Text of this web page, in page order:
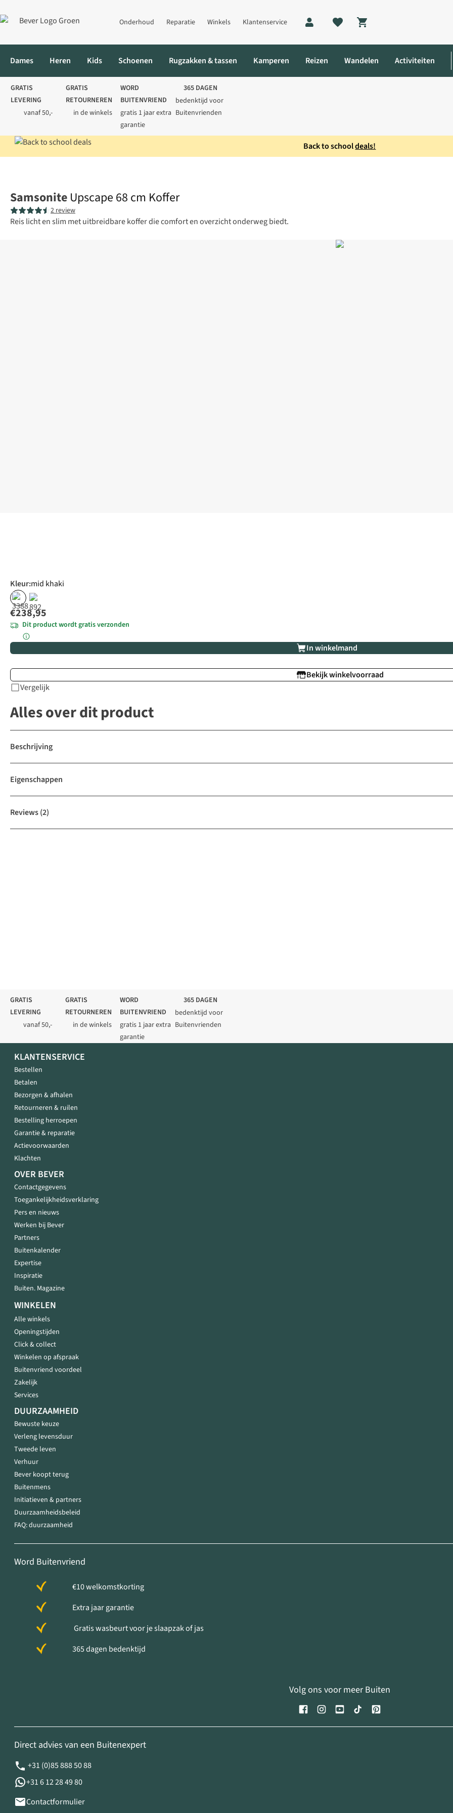
Onderhoud Reparatie Winkels Klantenservice
Shopping cart
Dames Heren Kids Schoenen Rugzakken & tassen Kamperen Reizen Wandelen Activiteiten
GRATIS
LEVERING
vanaf 50,-
GRATIS
RETOURNEREN
in de winkels
WORD
BUITENVRIEND
gratis 1 jaar extra
garantie
365 DAGEN
bedenktijd voor
Buitenvrienden
Back to schooldeals!
Samsonite Upscape 68 cm Koffer
2 review
Reis licht en slim met uitbreidbare koffer die comfort en overzicht onderweg biedt.
Kleur:mid khaki
€238,95
Dit product wordt gratis verzonden
In winkelmand
Bekijk winkelvoorraad
Vergelijk
Alles over dit product
Beschrijving
Eigenschappen
Reviews(2)
GRATIS
LEVERING
vanaf 50,-
GRATIS
RETOURNEREN
in de winkels
WORD
BUITENVRIEND
gratis 1 jaar extra
garantie
365 DAGEN
bedenktijd voor
Buitenvrienden
KLANTENSERVICE
Bestellen
Betalen
Bezorgen & afhalen
Retourneren & ruilen
Bestelling herroepen
Garantie & reparatie
Actievoorwaarden
Klachten
OVER BEVER
Contactgegevens
Toegankelijkheidsverklaring
Pers en nieuws
Werken bij Bever
Partners
Buitenkalender
Expertise
Inspiratie
Buiten. Magazine
WINKELEN
Alle winkels
Openingstijden
Click & collect
Winkelen op afspraak
Buitenvriend voordeel
Zakelijk
Services
DUURZAAMHEID
Bewuste keuze
Verleng levensduur
Tweede leven
Verhuur
Bever koopt terug
Buitenmens
Initiatieven & partners
Duurzaamheidsbeleid
FAQ: duurzaamheid
Word Buitenvriend
€10 welkomstkorting
Extra jaar garantie
Gratis wasbeurt voor je slaapzak of jas
365 dagen bedenktijd
Volg ons voor meer Buiten
Direct advies van een Buitenexpert
+31 (0)85 888 50 88
+31 6 12 28 49 80
Contactformulier